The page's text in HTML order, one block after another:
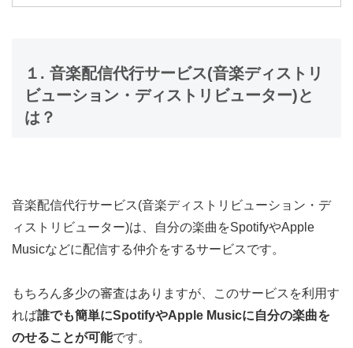
１. 音楽配信代行サービス(音楽ディストリ
ビューション・ディストリビューター)と
は？
音楽配信代行サービス(音楽ディストリビューション・デ
ィストリビューター)は、自分の楽曲をSpotifyやApple
Musicなどに配信する仲介をするサービスです。
もちろん多少の審査はありますが、このサービスを利用す
れば誰でも簡単にSpotifyやApple Musicに自分の楽曲を
のせることが可能です。